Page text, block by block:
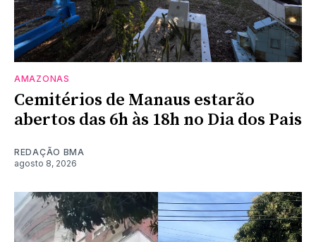
AMAZONAS
Cemitérios de Manaus estarão
abertos das 6h às 18h no Dia dos Pais
REDAÇÃO BMA
agosto 8, 2026